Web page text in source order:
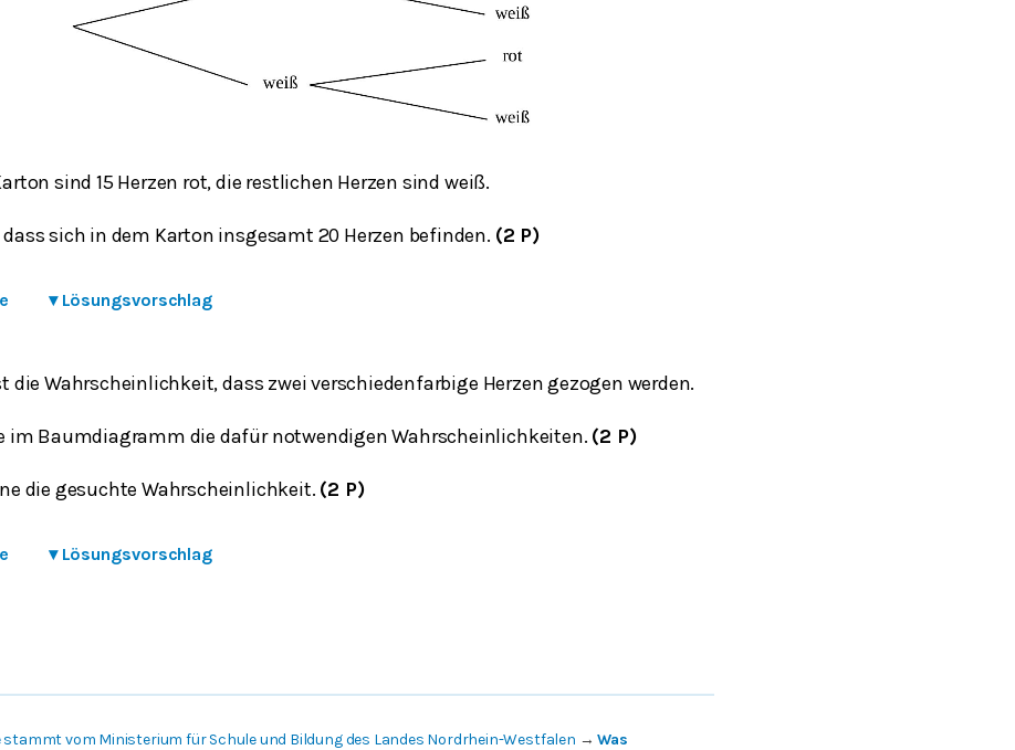
sind 15 Herzen rot, die restlichen Herzen sind weiß.
sich in dem Karton insgesamt 20 Herzen befinden. (2 P)
▾ Lösungsvorschlag
die Wahrscheinlichkeit, dass zwei verschiedenfarbige Herzen gezogen werden.
im Baumdiagramm die dafür notwendigen Wahrscheinlichkeiten. (2 P)
die gesuchte Wahrscheinlichkeit. (2 P)
▾ Lösungsvorschlag
stammt vom Ministerium für Schule und Bildung des Landes Nordrhein-Westfalen →Was